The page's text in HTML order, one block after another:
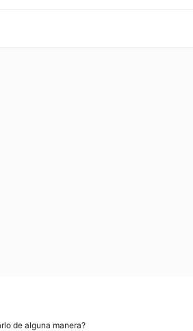
de alguna manera?